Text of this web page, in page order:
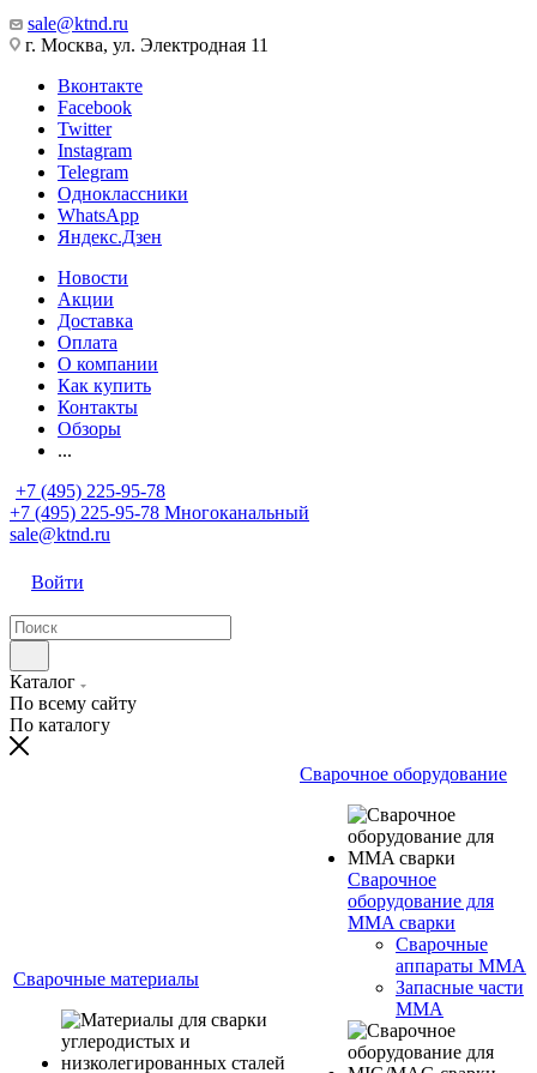
sale@ktnd.ru
г. Москва, ул. Электродная 11
Вконтакте
Facebook
Twitter
Instagram
Telegram
Одноклассники
WhatsApp
Яндекс.Дзен
Новости
Акции
Доставка
Оплата
О компании
Как купить
Контакты
Обзоры
...
+7 (495) 225-95-78
+7 (495) 225-95-78 Многоканальный
sale@ktnd.ru
Войти
Каталог
По всему сайту
По каталогу
Сварочные материалы
Сварочное оборудование
Сварочное
оборудование для
MMA сварки
Сварочные
аппараты MMA
Запасные части
MMA